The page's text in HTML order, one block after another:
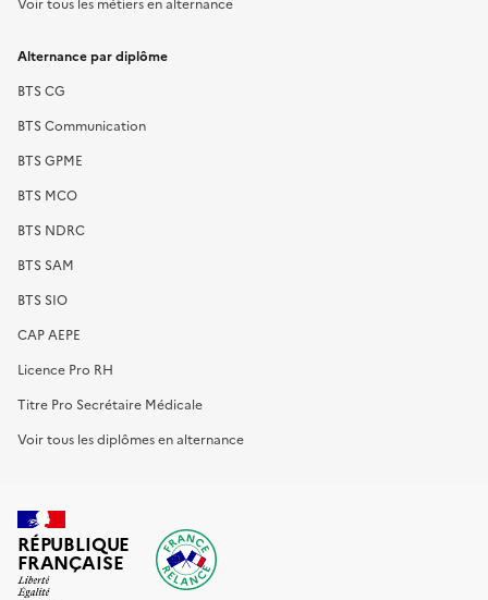
Alternance par diplôme
BTS CG
BTS Communication
BTS GPME
BTS MCO
BTS NDRC
BTS SAM
BTS SIO
CAP AEPE
Licence Pro RH
Titre Pro Secrétaire Médicale
Voir tous les diplômes en alternance
RÉPUBLIQUE
FRANÇAISE